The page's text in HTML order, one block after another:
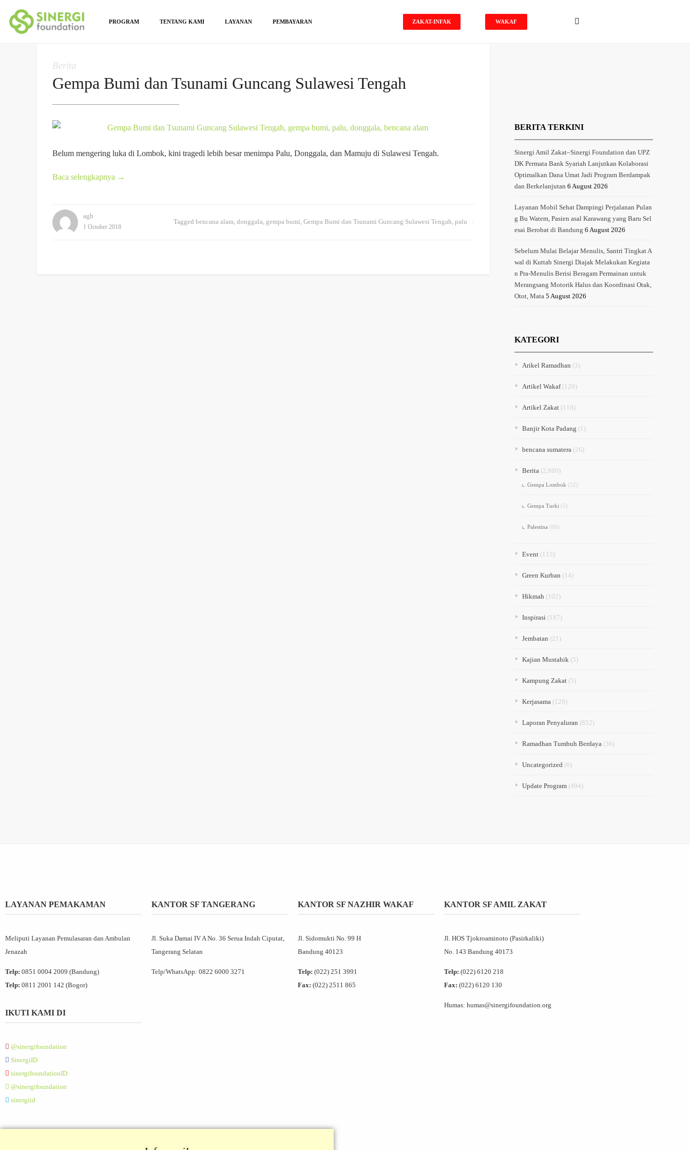
PROGRAM TENTANG KAMI LAYANAN PEMBAYARAN ZAKAT-INFAK WAKAF
Berita
Gempa Bumi dan Tsunami Guncang Sulawesi Tengah
Belum mengering luka di Lombok, kini tragedi lebih besar menimpa Palu, Donggala, dan Mamuju di Sulawesi Tengah.
Baca selengkapnya →
Tagged bencana alam donggala gempa bumi Gempa Bumi dan Tsunami Guncang Sulawesi Tengah palu
agh
1 October 2018
BERITA TERKINI
Sinergi Amil Zakat–Sinergi Foundation dan UPZ
DK Permata Bank Syariah Lanjutkan Kolaborasi
Optimalkan Dana Umat Jadi Program Berdampak
dan Berkelanjutan 6 August 2026
Layanan Mobil Sehat Dampingi Perjalanan Pulan
g Bu Watem, Pasien asal Karawang yang Baru Sel
esai Berobat di Bandung 6 August 2026
Sebelum Mulai Belajar Menulis, Santri Tingkat A
wal di Kuttab Sinergi Diajak Melakukan Kegiata
n Pra-Menulis Berisi Beragam Permainan untuk
Merangsang Motorik Halus dan Koordinasi Otak,
Otot, Mata 5 August 2026
KATEGORI
Arikel Ramadhan (3)
Artikel Wakaf(120)
Artikel Zakat (118)
Banjir Kota Padang (1)
bencana sumatera (26)
Berita (2,880)
Gempa Lombok (52)
Gempa Turki (5)
Palestina (69)
Event (115)
Green Kurban (14)
Hikmah (102)
Inspirasi (187)
Jembatan (21)
Kajian Mustahik (5)
Kampung Zakat (5)
Kerjasama (129)
Laporan Penyaluran (852)
Ramadhan Tumbuh Berdaya (36)
Uncategorized (6)
Update Program (494)
LAYANAN PEMAKAMAN
Meliputi Layanan Pemulasaran dan Ambulan
Jenazah
Telp: 0851 0004 2009 (Bandung)
Telp: 0811 2001 142 (Bogor)
IKUTI KAMI DI
@sinergifoundation
SinergiID
sinergifoundationID
@sinergifoundation
sinergiid
KANTOR SF TANGERANG
Jl. Suka Damai IV A No. 36 Serua Indah Ciputat,
Tangerang Selatan
Telp/WhatsApp: 0822 6000 3271
KANTOR SF NAZHIR WAKAF
Jl. Sidomukti No. 99 H
Bandung 40123
Telp: (022) 251 3991
Fax: (022) 2511 865
KANTOR SF AMIL ZAKAT
Jl. HOS Tjokroaminoto (Pasirkaliki)
No. 143 Bandung 40173
Telp: (022) 6120 218
Fax: (022) 6120 130
Humas: humas@sinergifoundation.org